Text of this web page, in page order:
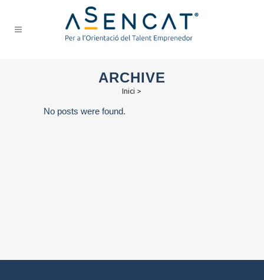
ARCHIVE
Inici >
No posts were found.